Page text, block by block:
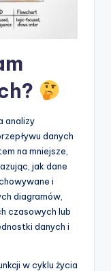
analizy
danych
na mniejsze,
jak dane
i
diagramów,
czasowych lub
danych i
w cyklu życia